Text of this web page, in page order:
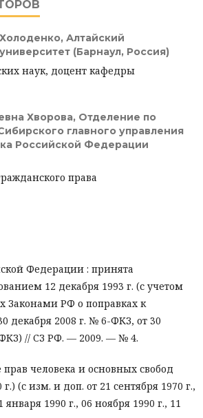
Алтайский
(Барнаул, Россия)
наук, доцент кафедры
Хворова, Отделение по
главного управления
Российской Федерации
права
Федерации : принята
12 декабря 1993 г. (с учетом
Законами РФ о поправках к
декабря 2008 г. № 6-ФКЗ, от 30
// СЗ РФ. — 2009. — № 4.
человека и основных свобод
(с изм. и доп. от 21 сентября 1970 г.,
января 1990 г., 06 ноября 1990 г., 11